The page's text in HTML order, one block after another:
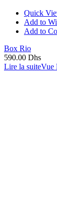
Quick
Add to
Add to
Box Rio
590.00 Dhs
Lire la suiteVue